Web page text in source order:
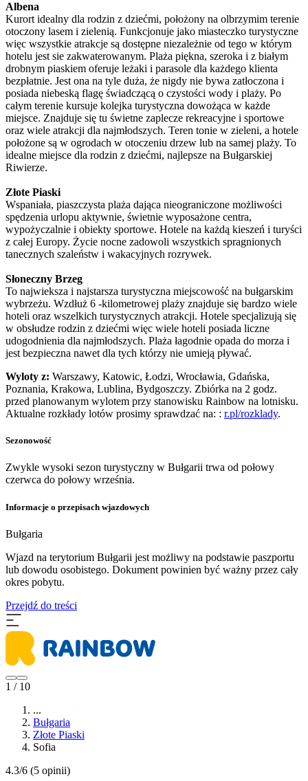
Albena
Kurort idealny dla rodzin z dziećmi, położony na olbrzymim terenie
otoczony lasem i zielenią. Funkcjonuje jako miasteczko turystyczne
więc wszystkie atrakcje są dostępne niezależnie od tego w którym
hotelu jest sie zakwaterowanym. Plaża piękna, szeroka i z białym
drobnym piaskiem oferuje leżaki i parasole dla każdego klienta
bezpłatnie. Jest ona na tyle duża, że nigdy nie bywa zatłoczona i
posiada niebeską flagę świadczącą o czystości wody i plaży. Po
całym terenie kursuje kolejka turystyczna dowożąca w każde
miejsce. Znajduje się tu świetne zaplecze rekreacyjne i sportowe
oraz wiele atrakcji dla najmłodszych. Teren tonie w zieleni, a hotele
położone są w ogrodach w otoczeniu drzew lub na samej plaży. To
idealne miejsce dla rodzin z dziećmi, najlepsze na Bułgarskiej
Riwierze.
Złote Piaski
Wspaniała, piaszczysta plaża dająca nieograniczone możliwości
spędzenia urlopu aktywnie, świetnie wyposażone centra,
wypożyczalnie i obiekty sportowe. Hotele na każdą kieszeń i turyści
z całej Europy. Życie nocne zadowoli wszystkich spragnionych
tanecznych szaleństw i wakacyjnych rozrywek.
Słoneczny Brzeg
To najwieksza i najstarsza turystyczna miejscowość na bułgarskim
wybrzeżu. Wzdłuż 6 -kilometrowej plaży znajduje się bardzo wiele
hoteli oraz wszelkich turystycznych atrakcji. Hotele specjalizują się
w obsłudze rodzin z dziećmi więc wiele hoteli posiada liczne
udogodnienia dla najmłodszych. Plaża łagodnie opada do morza i
jest bezpieczna nawet dla tych którzy nie umieją pływać.
Wyloty z: Warszawy, Katowic, Łodzi, Wrocławia, Gdańska,
Poznania, Krakowa, Lublina, Bydgoszczy. Zbiórka na 2 godz.
przed planowanym wylotem przy stanowisku Rainbow na lotnisku.
Aktualne rozkłady lotów prosimy sprawdzać na: : r.pl/rozklady.
Sezonowość
Zwykle wysoki sezon turystyczny w Bułgarii trwa od połowy
czerwca do połowy września.
Informacje o przepisach wjazdowych
Bułgaria
Wjazd na terytorium Bułgarii jest możliwy na podstawie paszportu
lub dowodu osobistego. Dokument powinien być ważny przez cały
okres pobytu.
Przejdź do treści
1 / 10
...
Bułgaria
Złote Piaski
Sofia
4.3/6 (5 opinii)